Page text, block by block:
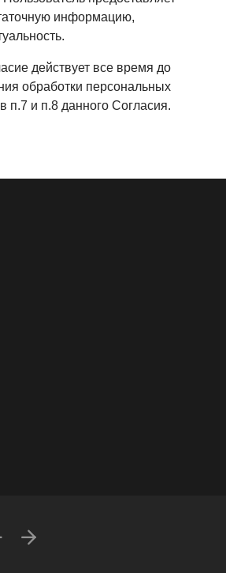
информацию,
действует все время до
обработки персональных
п.7 и п.8 данного Согласия.